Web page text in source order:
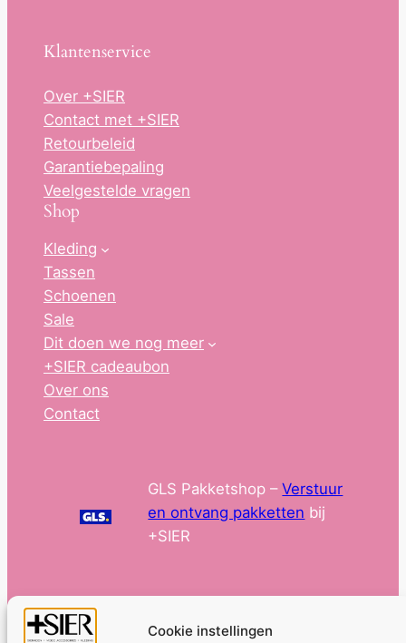
Cookie instellingen
Klantenservice
Over +SIER
Contact met +SIER
Retourbeleid
Garantiebepaling
Veelgestelde vragen
Shop
Kleding
Tassen
Schoenen
Sale
Dit doen we nog meer
+SIER cadeaubon
Over ons
Contact
GLS Pakketshop –Verstuur
en ontvang pakketten bij
+SIER